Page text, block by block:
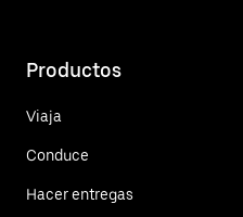
Productos
Viaja
Conduce
Hacer entregas